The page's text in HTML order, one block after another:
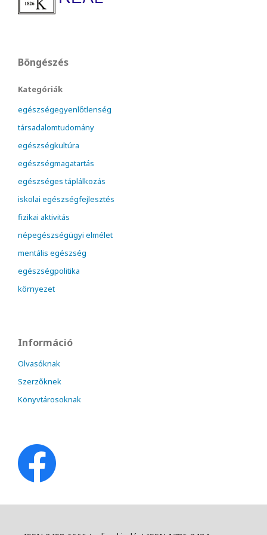
Böngészés
Kategóriák
egészségegyenlőtlenség
társadalomtudomány
egészségkultúra
egészségmagatartás
egészséges táplálkozás
iskolai egészségfejlesztés
fizikai aktivitás
népegészségügyi elmélet
mentális egészség
egészségpolitika
környezet
Információ
Olvasóknak
Szerzőknek
Könyvtárosoknak